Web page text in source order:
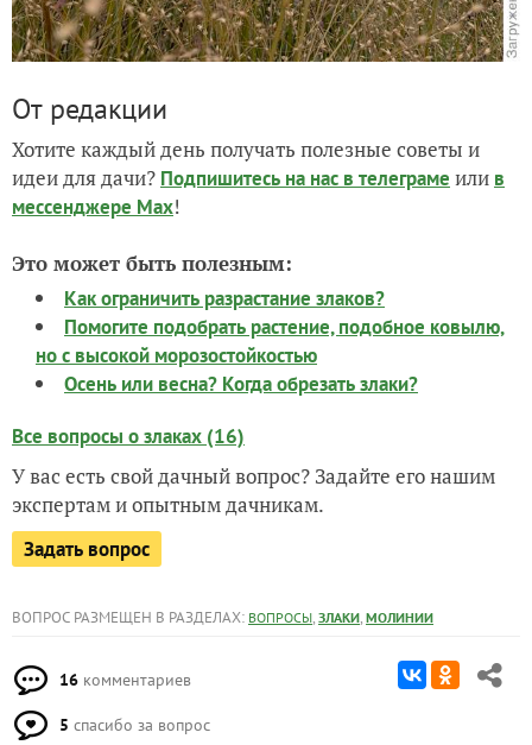
От редакции
Хотите каждый день получать полезные советы и
идеи для дачи? Подпишитесь на нас в телеграме или в
мессенджере Max!
Это может быть полезным:
Как ограничить разрастание злаков?
Помогите подобрать растение, подобное ковылю,
но с высокой морозостойкостью
Осень или весна? Когда обрезать злаки?
Все вопросы о злаках (16)
У вас есть свой дачный вопрос? Задайте его нашим
экспертам и опытным дачникам.
Задать вопрос
ВОПРОС РАЗМЕЩЕН В РАЗДЕЛАХ: ВОПРОСЫ, ЗЛАКИ, МОЛИНИИ
16 комментариев
5 спасибо за вопрос